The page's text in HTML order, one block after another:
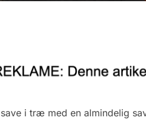
i træ med en almindelig